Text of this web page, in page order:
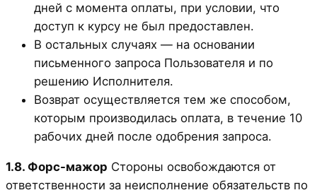
дней с момента оплаты, при условии, что
доступ к курсу не был предоставлен.
В остальных случаях — на основании
письменного запроса Пользователя и по
решению Исполнителя.
Возврат осуществляется тем же способом,
которым производилась оплата, в течение 10
рабочих дней после одобрения запроса.
1.8. Форс-мажор Стороны освобождаются от
ответственности за неисполнение обязательств по